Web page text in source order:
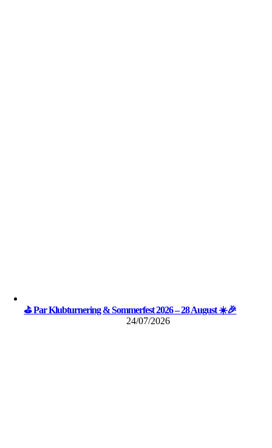
⛳ Par Klubturnering & Sommerfest 2026 – 28 August ☀️🎉
24/07/2026